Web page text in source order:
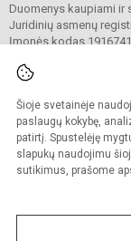
Šioje svetainėje
paslaugų kokybę,
patirtį. Spustelėję
slapukų naudojimu
sutikimus, prašome
Duomenys kaupiami ir
Juridinių asmenų
Įmonės kodas
© 2023. Jonavos
Kopijuoti turinį be
Sumanus